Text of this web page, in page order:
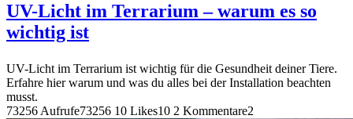
UV-Licht im Terrarium – warum es so
wichtig ist
UV-Licht im Terrarium ist wichtig für die Gesundheit deiner Tiere.
Erfahre hier warum und was du alles bei der Installation beachten
musst.
73256 Aufrufe73256 10 Likes10 2 Kommentare2